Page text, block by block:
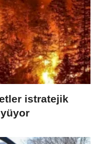
istratejik